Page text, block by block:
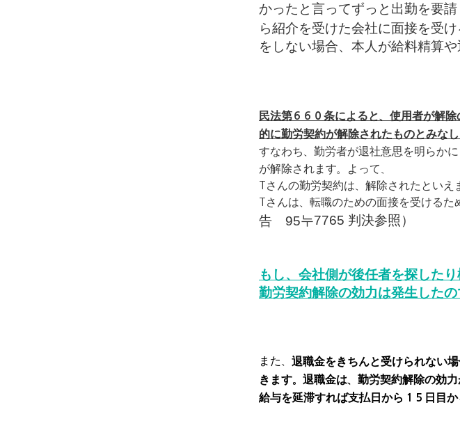
かったと言ってずっと出勤を要請
ら紹介を受けた会社に面接を受
をしない場合、本人が給料精算
民法第６６０条によると、使用者が解
的に勤労契約が解除されたものとみなし
すなわち、勤労者が退社意思を明らか
が解除されます。よって、
Tさんの勤労契約は、解除されたといえ
Tさんは、転職のための面接を受けるた
告 95누7765 判決参照）
もし、 会社側が後任者を探した
勤労契約解除の効力は発生したの
また、 退職金をきちんと受けられない
きます。退職金は、勤労契約解除の効
給与を延滞すれば支払日から１５日目